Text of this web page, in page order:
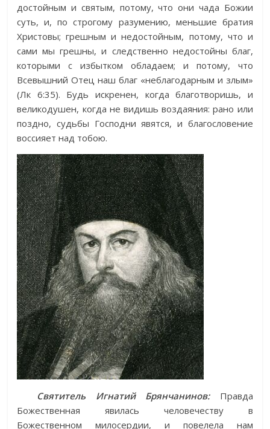
достойным и святым, потому, что они чада Божии
суть, и, по строгому разумению, меньшие братия
Христовы; грешным и недостойным, потому, что и
сами мы грешны, и следственно недостойны благ,
которыми с избытком обладаем; и потому, что
Всевышний Отец наш благ «неблагодарным и злым»
(Лк 6:35). Будь искренен, когда благотворишь, и
великодушен, когда не видишь воздаяния: рано или
поздно, судьбы Господни явятся, и благословение
воссияет над тобою.
Святитель Игнатий Брянчанинов:Правда
Божественная явилась человечеству в
Божественном милосердии, и повелела нам